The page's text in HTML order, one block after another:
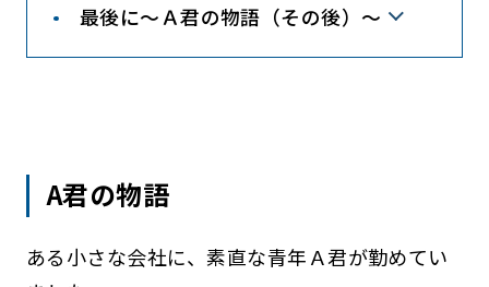
最後に～Ａ君の物語（その後）～
A君の物語
ある小さな会社に、素直な青年Ａ君が勤めてい